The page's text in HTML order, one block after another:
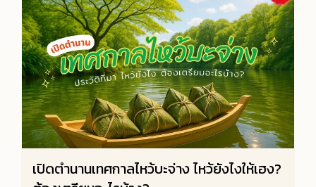
เปิดตำนานเทศกาลไหว้บะจ่าง ไหว้ยังไงให้เฮง?